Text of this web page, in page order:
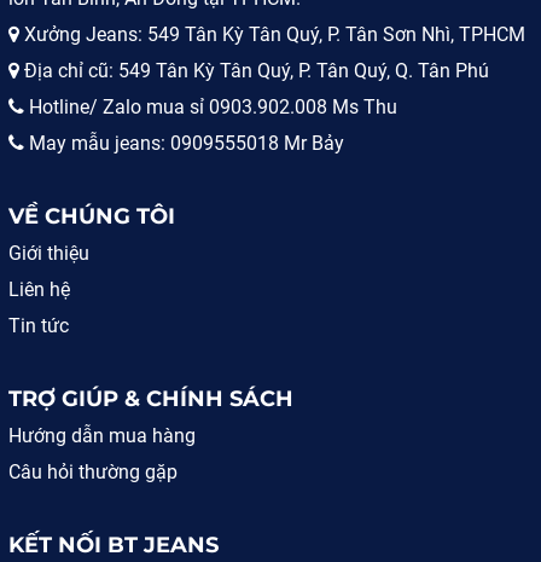
đó sử dụng tủ lạnh là cách đơn giản và hiệu nghiệm nhất.
Chị em nội trợ chỉ cần follow những bước sau:
Bước 1: Sau khi vừa mua quần jean về, hãy gấp gọn và
nhét vào túi nilion sạc. Ưu tiên chọn túi có khoá zip để
ngăn chặn mùi thức ăn bay vào bên trong.
Bước 2: Để túi đựng quần vào ngăn đá qua đêm. Tủ
loại bỏ mọi vi khuẩn và giữ màu lâu hơn.
Bước 3: Khi lấy quần denim ra khỏi tủ lạnh, bạn nên
ngâm nó trong chậu nước 30-45 độ C trong khoảng 1h30
rồi giặt lại như bình thường. Để đồ jean bền hơn và không
bị loang màu, chị em nội trợ hãy vẩy 1 ít nước giám vào.
Xưởng Jeans: 549 Tân Kỳ Tân Quý, P. Tân Sơn Nhì, TPHCM
Địa chỉ cũ: 549 Tân Kỳ Tân Quý, P. Tân Quý, Q. Tân Phú
Hotline/ Zalo mua sỉ 0903.902.008 Ms Thu
May mẫu jeans: 0909555018 Mr Bảy
VỀ CHÚNG TÔI
Giới thiệu
Liên hệ
Tin tức
TRỢ GIÚP & CHÍNH SÁCH
Hướng dẫn mua hàng
Câu hỏi thường gặp
KẾT NỐI BT JEANS